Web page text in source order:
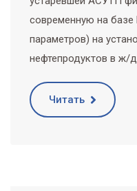
современную на базе
параметров) на
нефтепродуктов в ж/
Читать